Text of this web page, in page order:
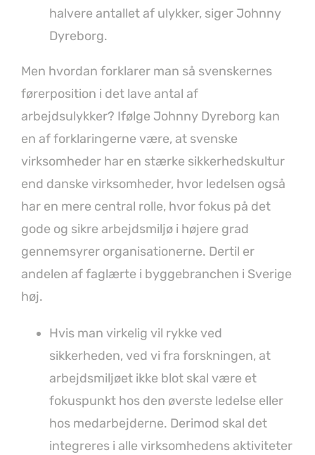
halvere antallet af ulykker, siger Johnny
Dyreborg.
Men hvordan forklarer man så svenskernes
førerposition i det lave antal af
arbejdsulykker? Ifølge Johnny Dyreborg kan
en af forklaringerne være, at svenske
virksomheder har en stærke sikkerhedskultur
end danske virksomheder, hvor ledelsen også
har en mere central rolle, hvor fokus på det
gode og sikre arbejdsmiljø i højere grad
gennemsyrer organisationerne. Dertil er
andelen af faglærte i byggebranchen i Sverige
høj.
Hvis man virkelig vil rykke ved
sikkerheden, ved vi fra forskningen, at
arbejdsmiljøet ikke blot skal være et
fokuspunkt hos den øverste ledelse eller
hos medarbejderne. Derimod skal det
integreres i alle virksomhedens aktiviteter